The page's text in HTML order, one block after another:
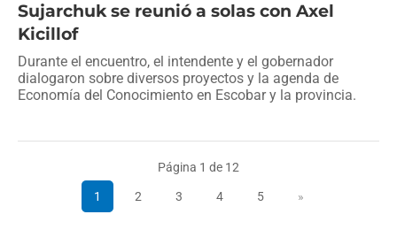
Sujarchuk se reunió a solas con Axel
Kicillof
Durante el encuentro, el intendente y el gobernador
dialogaron sobre diversos proyectos y la agenda de
Economía del Conocimiento en Escobar y la provincia.
Página 1 de 12
1 2 3 4 5 »